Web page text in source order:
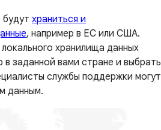
храниться и
, например в ЕС или США.
хранилища данных
заданной вами стране и выбрать
службы поддержки могут
данным.